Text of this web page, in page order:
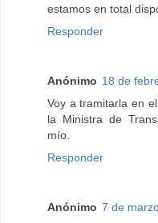
estamos en total
Responder
Anónimo 18 de
Voy a tramitarla en
la Ministra de
mío.
Responder
Anónimo 7 de